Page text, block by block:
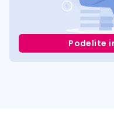
Podelite